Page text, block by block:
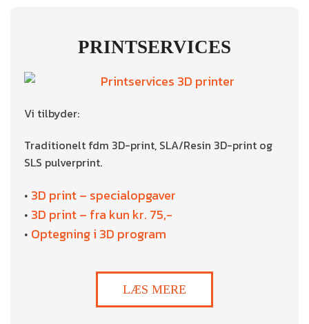
PRINTSERVICES
Vi tilbyder:
Traditionelt fdm 3D-print, SLA/Resin 3D-print og
SLS pulverprint.
• 3D print – specialopgaver
• 3D print – fra kun kr. 75,-
• Optegning i 3D program
LÆS MERE